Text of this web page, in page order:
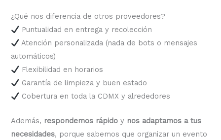
¿Qué nos diferencia de otros proveedores?
Puntualidad en entrega y recolección
Atención personalizada (nada de bots o mensajes
automáticos)
Flexibilidad en horarios
Garantía de limpieza y buen estado
Cobertura en toda la CDMX y alrededores
Además, respondemos rápido y nos adaptamos a tus
necesidades, porque sabemos que organizar un evento